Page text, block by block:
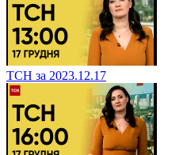
ТСН за 2023.12.17